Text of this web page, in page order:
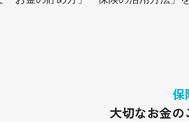
保
大切なお金の